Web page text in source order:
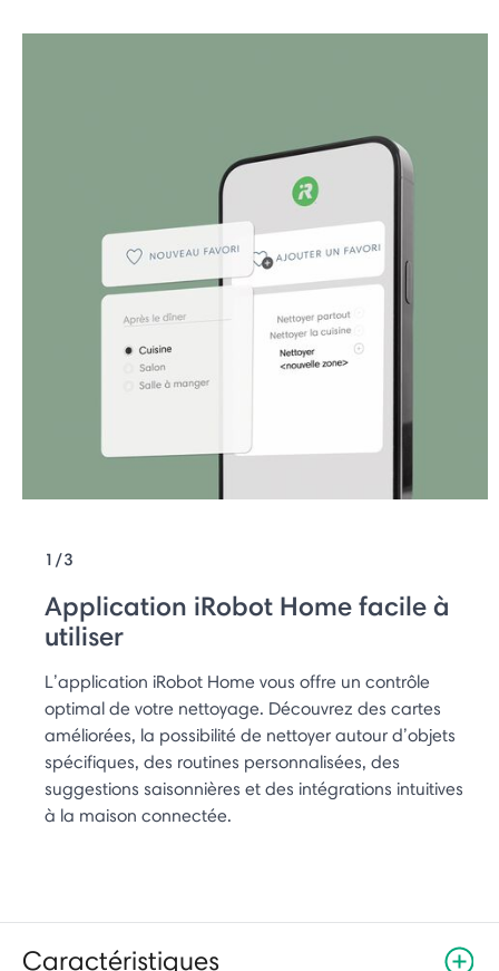
1/3
Application iRobot Home facile à
utiliser
L’application iRobot Home vous offre un contrôle
optimal de votre nettoyage. Découvrez des cartes
améliorées, la possibilité de nettoyer autour d’objets
spécifiques, des routines personnalisées, des
suggestions saisonnières et des intégrations intuitives
à la maison connectée.
Caractéristiques